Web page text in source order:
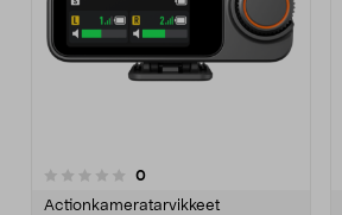
0arvostelut
Actionkameratarvikkeet
5.0viidestä